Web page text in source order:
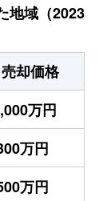
地域（2023
売却価格
万円
万円
万円